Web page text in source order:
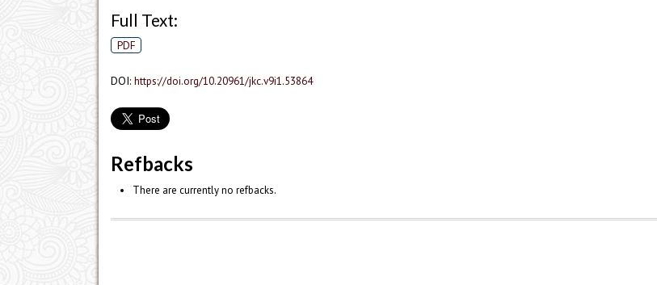
Full Text:
PDF
DOI: https://doi.org/10.20961/jkc.v9i1.53864
Refbacks
There are currently no refbacks.